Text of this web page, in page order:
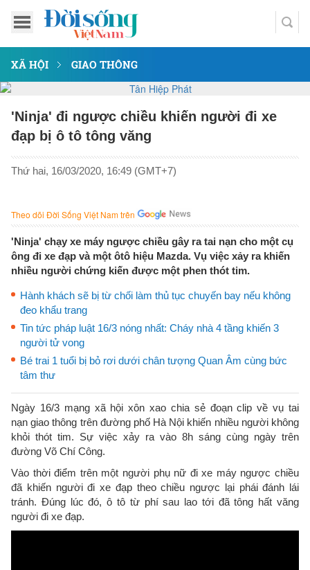
XÃ HỘI GIAO THÔNG
'Ninja' đi ngược chiều khiến người đi xe
đạp bị ô tô tông văng
Thứ hai, 16/03/2020, 16:49 (GMT+7)
Theo dõi Đời Sống Việt Nam trên
'Ninja' chạy xe máy ngược chiều gây ra tai nạn cho một cụ
ông đi xe đạp và một ôtô hiệu Mazda. Vụ việc xảy ra khiến
nhiều người chứng kiến được một phen thót tim.
Hành khách sẽ bị từ chối làm thủ tục chuyến bay nếu không
đeo khẩu trang
Tin tức pháp luật 16/3 nóng nhất: Cháy nhà 4 tầng khiến 3
người tử vong
Bé trai 1 tuổi bị bỏ rơi dưới chân tượng Quan Âm cùng bức
tâm thư
Ngày 16/3 mạng xã hội xôn xao chia sẻ đoạn clip về vụ tai
nạn giao thông trên đường phố Hà Nội khiến nhiều người không
khỏi thót tim. Sự việc xảy ra vào 8h sáng cùng ngày trên
đường Võ Chí Công.
Vào thời điểm trên một người phụ nữ đi xe máy ngược chiều
đã khiến người đi xe đạp theo chiều ngược lại phái đánh lái
tránh. Đúng lúc đó, ô tô từ phí sau lao tới đã tông hất văng
người đi xe đạp.